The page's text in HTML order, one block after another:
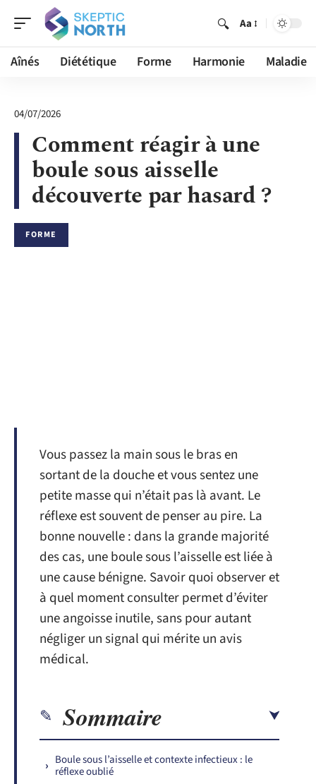
Aa
Aînés Diététique Forme Harmonie Maladie
04/07/2026
Comment réagir à une
boule sous aisselle
découverte par hasard ?
FORME
Vous passez la main sous le bras en
sortant de la douche et vous sentez une
petite masse qui n’était pas là avant. Le
réflexe est souvent de penser au pire. La
bonne nouvelle : dans la grande majorité
des cas, une boule sous l’aisselle est liée à
une cause bénigne. Savoir quoi observer et
à quel moment consulter permet d’éviter
une angoisse inutile, sans pour autant
négliger un signal qui mérite un avis
médical.
Sommaire
Boule sous l’aisselle et contexte infectieux : le
réflexe oublié